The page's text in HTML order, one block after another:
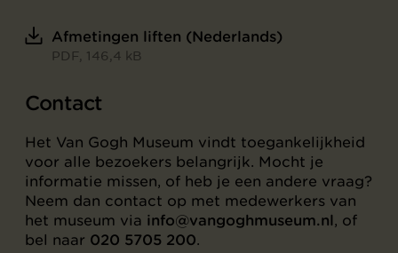
Afmetingen liften (Nederlands)
PDF, 146,4 kB
Contact
Het Van Gogh Museum vindt toegankelijkheid
voor alle bezoekers belangrijk. Mocht je
informatie missen, of heb je een andere vraag?
Neem dan contact op met medewerkers van
het museum via info@vangoghmuseum.nl, of
bel naar 020 5705 200.